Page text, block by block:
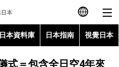
日本語
English
日本資料庫 日本指南 視覺日本
式＝包含全日空4年來